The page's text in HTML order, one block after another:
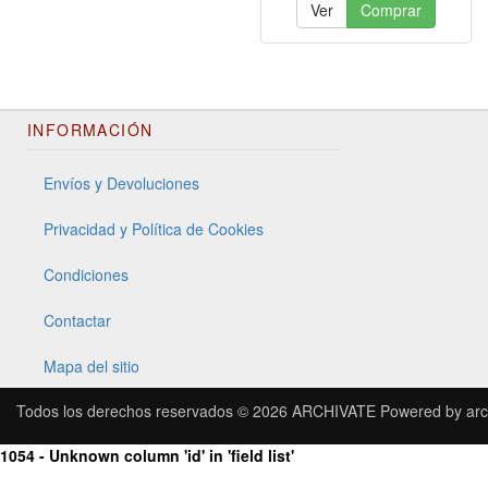
Ver
Comprar
INFORMACIÓN
Envíos y Devoluciones
Privacidad y Política de Cookies
Condiciones
Contactar
Mapa del sitio
Todos los derechos reservados © 2026 ARCHIVATE Powered by
1054 - Unknown column 'id' in 'field list'